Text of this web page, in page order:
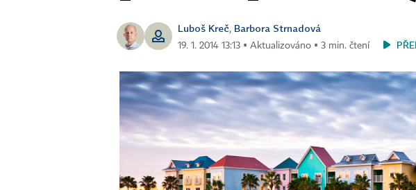
Luboš Kreč, Barbora Strnadová
19. 1. 2014 13:13 ▪ Aktualizováno ▪ 3 min. čtení